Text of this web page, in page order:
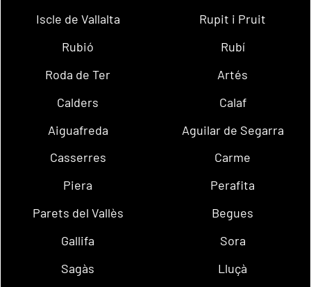
Iscle de Vallalta
Rupit i Pruit
Rubió
Rubí
Roda de Ter
Artés
Calders
Calaf
Aiguafreda
Aguilar de Segarra
Casserres
Carme
Piera
Perafita
Parets del Vallès
Begues
Gallifa
Sora
Sagàs
Lluçà